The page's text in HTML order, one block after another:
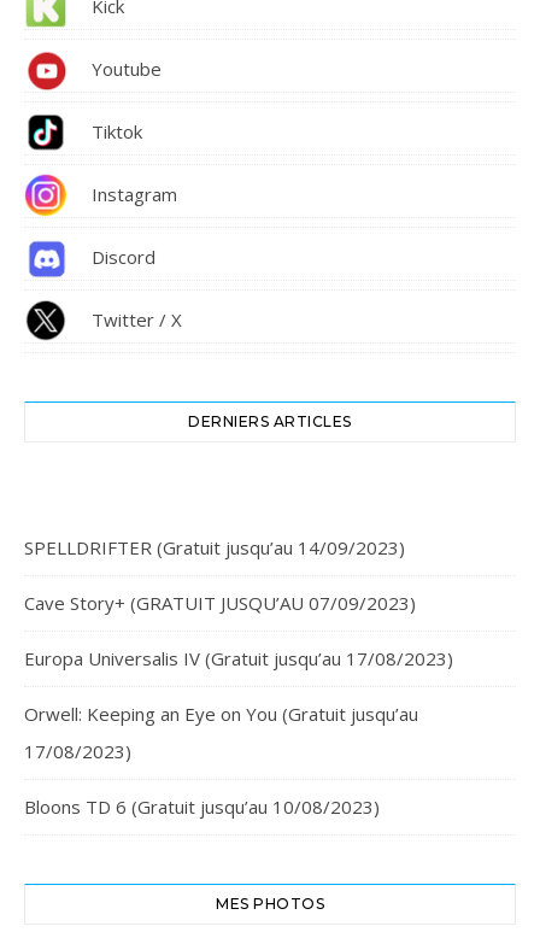
Kick
Youtube
Tiktok
Instagram
Discord
Twitter / X
DERNIERS ARTICLES
SPELLDRIFTER (Gratuit jusqu’au 14/09/2023)
Cave Story+ (GRATUIT JUSQU’AU 07/09/2023)
Europa Universalis IV (Gratuit jusqu’au 17/08/2023)
Orwell: Keeping an Eye on You (Gratuit jusqu’au
17/08/2023)
Bloons TD 6 (Gratuit jusqu’au 10/08/2023)
MES PHOTOS